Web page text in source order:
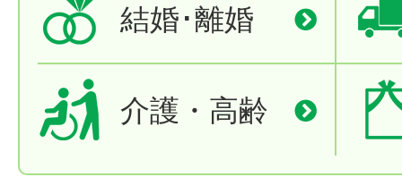
結婚･離婚
介護・高齢